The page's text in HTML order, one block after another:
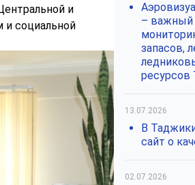
и
и социальной
– важный
запасов,
ресурсов
13.07.2026
В
сайт о
02.07.2026